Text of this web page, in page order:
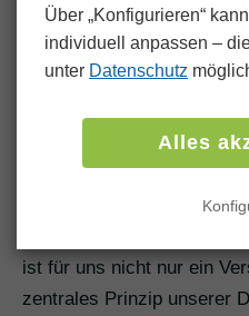
Wir legen großen Wert
Kommunikation während
Verkaufsprozesses. Nach
stets auf dem Laufenden.
Fortschritt der
Formalitäten und stehen
ist für uns nicht nur ein
zentrales Prinzip unserer
Über „Konfigurieren“
individuell anpassen ‒
unter Datenschutz
Alles